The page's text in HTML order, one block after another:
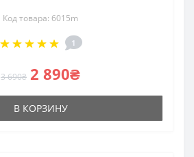
Код товара: 6015m
1
3 690₴ 2 890₴
В КОРЗИНУ